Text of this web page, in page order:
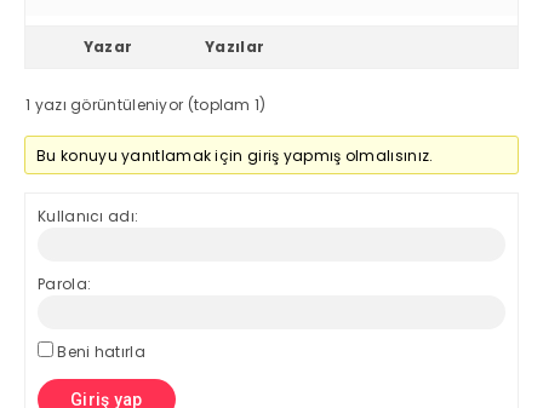
Yazar Yazılar
1 yazı görüntüleniyor (toplam 1)
Bu konuyu yanıtlamak için giriş yapmış olmalısınız.
Kullanıcı adı:
Parola:
Beni hatırla
Giriş yap